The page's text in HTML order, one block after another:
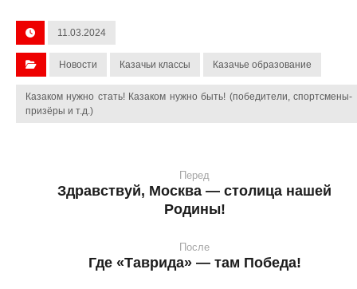
11.03.2024
Новости Казачьи классы Казачье образование
Казаком нужно стать! Казаком нужно быть! (победители, спортсмены-
призёры и т.д.)
Перед
Здравствуй, Москва — столица нашей
Родины!
После
Где «Таврида» — там Победа!